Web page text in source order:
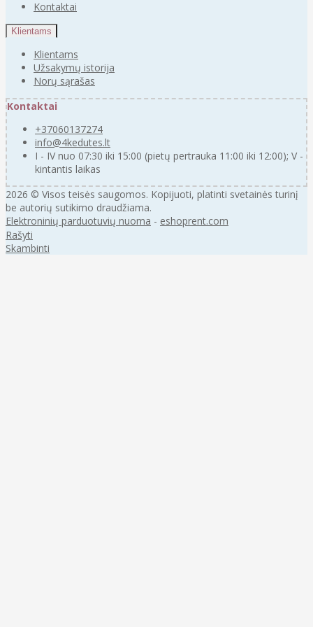
Kontaktai
Klientams
Klientams
Užsakymų istorija
Norų sąrašas
Kontaktai
+37060137274
info@4kedutes.lt
I - IV nuo 07:30 iki 15:00 (pietų pertrauka 11:00 iki 12:00); V -
kintantis laikas
2026 © Visos teisės saugomos. Kopijuoti, platinti svetainės turinį
be autorių sutikimo draudžiama.
Elektroninių parduotuvių nuoma - eshoprent.com
Rašyti
Skambinti